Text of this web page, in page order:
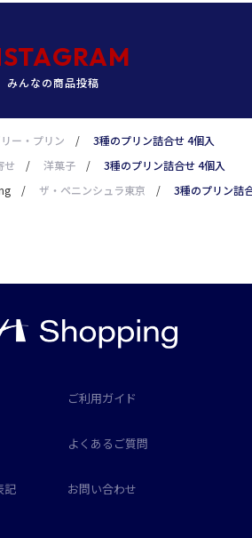
ー・プリン /
3種のプリン詰合せ 4個入
せ / 洋菓子 /
3種のプリン詰合せ 4個入
/ ザ・ペニンシュラ東京 / 3種のプリン詰
みんなの商品投稿
ご利用ガイド
よくあるご質問
記 お問い合わせ